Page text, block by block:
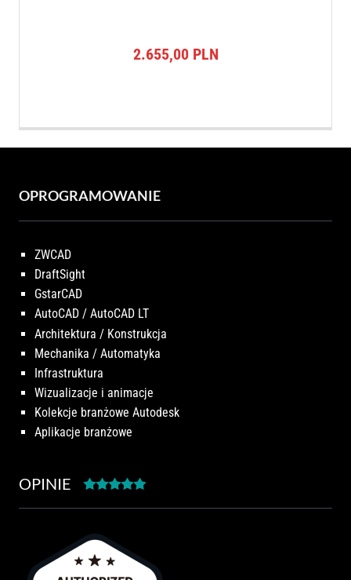
2.655,00 PLN
OPROGRAMOWANIE
ZWCAD
DraftSight
GstarCAD
AutoCAD / AutoCAD LT
Architektura / Konstrukcja
Mechanika / Automatyka
Infrastruktura
Wizualizacje i animacje
Kolekcje branżowe Autodesk
Aplikacje branżowe
OPINIE